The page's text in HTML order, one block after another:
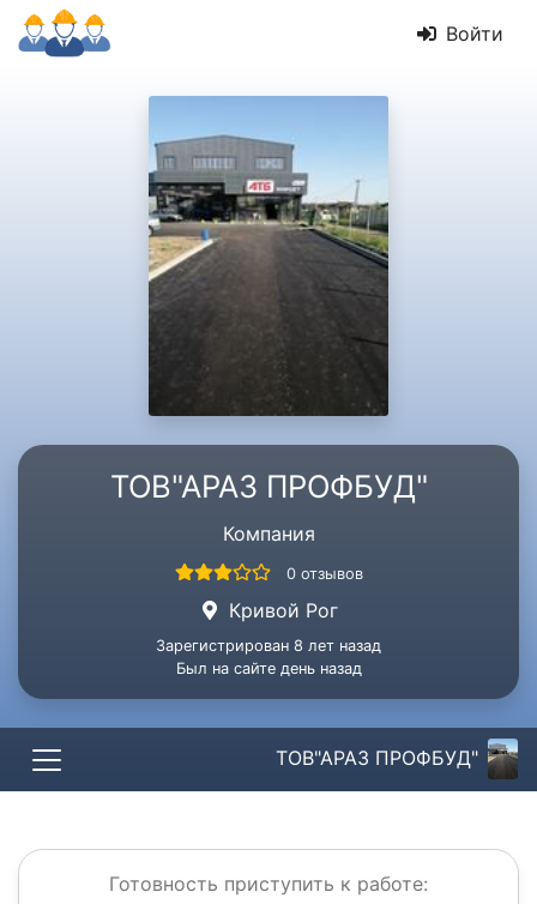
Войти
ТОВ"АРАЗ ПРОФБУД"
Компания
0 отзывов
Кривой Рог
Зарегистрирован 8 лет назад
Был на сайте день назад
ТОВ"АРАЗ ПРОФБУД"
Готовность приступить к работе: